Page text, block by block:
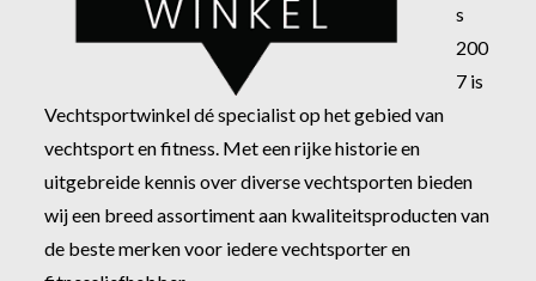
s
200
7 is
Vechtsportwinkel dé specialist op het gebied van
vechtsport en fitness. Met een rijke historie en
uitgebreide kennis over diverse vechtsporten bieden
wij een breed assortiment aan kwaliteitsproducten van
de beste merken voor iedere vechtsporter en